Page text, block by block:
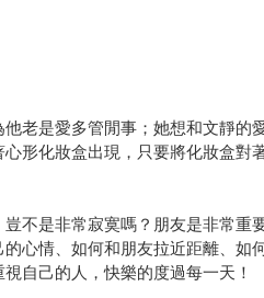
老是愛多管閒事；她想和文靜的
形化妝盒出現，只要將化妝盒對
不是非常寂寞嗎？朋友是非常重
心情、如何和朋友拉近距離、如
自己的人，快樂的度過每一天！